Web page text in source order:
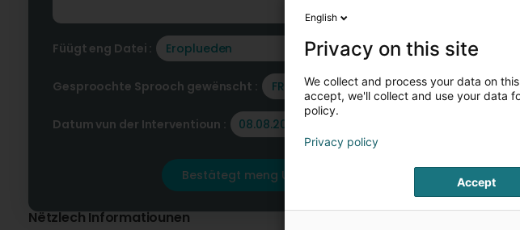
Füügt eng Datei : Eroplueden
Gesproochte Sprooch gewënscht : FR
Datum vun der Interventioun :
Bestätegt meng Ufro
Nëtzlech Informatiounen
English
Privacy on this site
We collect and process your data on
accept, we'll collect and use your data
policy.
Privacy policy
Accept